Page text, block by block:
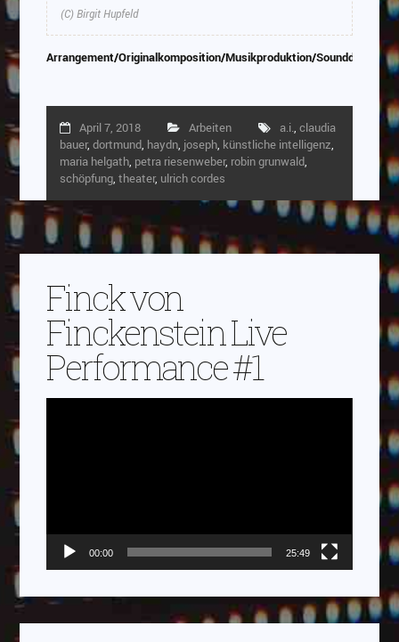
(C) Birgit Hupfeld
Arrangement/Originalkomposition/Musikproduktion/Sounddesign/
April 7, 2018 Arbeiten a.i.,claudia
bauer,dortmund, haydn, joseph, künstliche intelligenz,
maria helgath, petra riesenweber, robin grunwald,
schöpfung,theater, ulrich cordes
Finck von
Finckenstein Live
Performance #1
00:00 25:49